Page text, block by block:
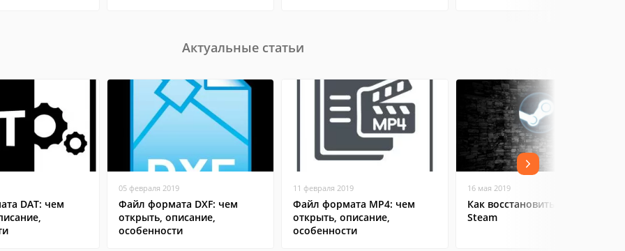
Актуальные статьи
DAT: чем
05 февраля 2019
Файл формата DXF: чем
открыть, описание,
особенности
11 февраля 2019
Файл формата MP4: чем
открыть, описание,
особенности
16 мая 2019
Как восстановить аккаунт в
Steam